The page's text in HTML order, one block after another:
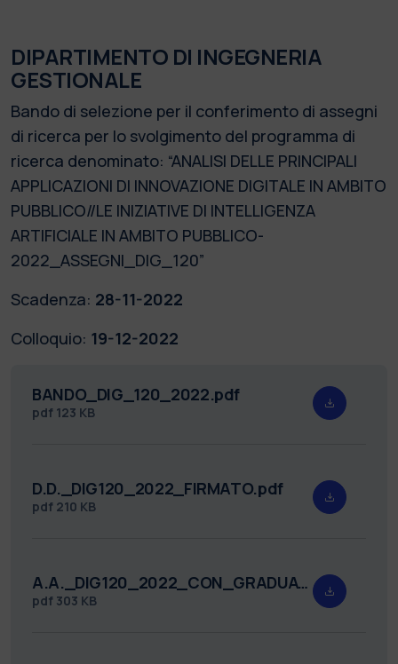
DIPARTIMENTO DI INGEGNERIA
GESTIONALE
Bando di selezione per il conferimento di assegni
di ricerca per lo svolgimento del programma di
ricerca denominato: “ANALISI DELLE PRINCIPALI
APPLICAZIONI DI INNOVAZIONE DIGITALE IN AMBITO
PUBBLICO//LE INIZIATIVE DI INTELLIGENZA
ARTIFICIALE IN AMBITO PUBBLICO-
2022_ASSEGNI_DIG_120”
Scadenza: 28-11-2022
Colloquio: 19-12-2022
BANDO_DIG_120_2022.pdf
pdf 123 KB
D.D._DIG120_2022_FIRMATO.pdf
pdf 210 KB
A.A._DIG120_2022_CON_GRADUATORIA_FIRMATO.pdf
pdf 303 KB